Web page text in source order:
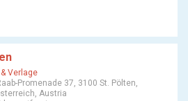
Verlage
Promenade 37, 3100 St. Pölten,
Austria